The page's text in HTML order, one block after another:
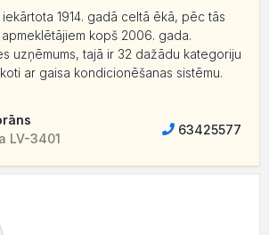
1914. gadā celtā ēkā, pēc tās
kopš 2006. gada.
uzņēmums, tajā ir 32 dažādu kategoriju
ar gaisa kondicionēšanas sistēmu.
LV-3401
63425577